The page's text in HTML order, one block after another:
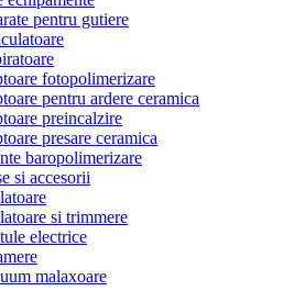
pentru gutiere
fotopolimerizare
pentru ardere ceramica
preincalzire
presare ceramica
baropolimerizare
si accesorii
si trimmere
electrice
malaxoare